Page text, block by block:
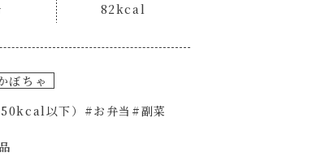
82kcal
ぼちゃ
以下） #お弁当 #副菜